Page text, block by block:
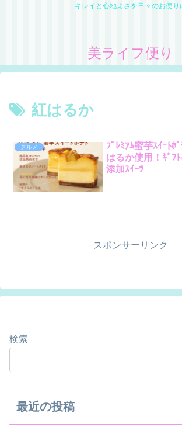
キレイと心地よさを日々のお便り
美ライフ便り
紅はるか
グルメ
ﾌﾟﾚﾐｱﾑ蜜芋ｽｲｰﾄﾎ
はるか使用！ｷﾞﾌ
添加ｽｲｰﾂ
スポンサーリンク
検索
最近の投稿